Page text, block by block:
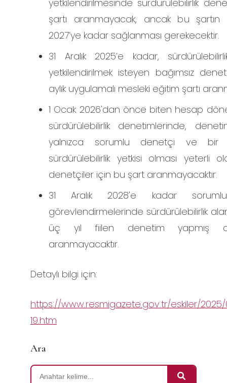
yetkilendirilmesinde sürdürülebilirlik
şartı aranmayacak, ancak bu şartın
2027’ye kadar sağlanması gerekecektir.
31 Aralık 2025’e kadar,
yetkilendirilmek isteyen bağımsız
aylık uygulamalı mesleki eğitim şartı
1 Ocak 2026'dan önce biten hesap
sürdürülebilirlik denetimlerinde,
yalnızca sorumlu denetçi ve bir
sürdürülebilirlik yetkisi olması yeterli
denetçiler için bu şart aranmayacaktır.
31 Aralık 2028'e kadar
görevlendirmelerinde sürdürülebilirlik
üç yıl fiilen denetim yapmış
aranmayacaktır.
Detaylı bilgi için:
https://www.resmigazete.gov.tr/eskiler/2025/
19.htm
Ara